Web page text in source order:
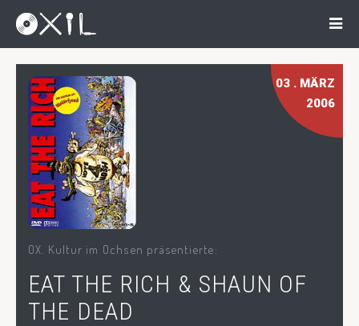
03 . MÄRZ
2006
OX. Kultur im Ochsen präsentierte:
EAT THE RICH & SHAUN OF
THE DEAD